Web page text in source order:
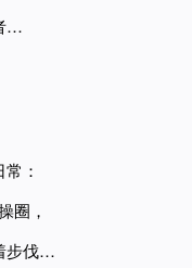
…
：
圈，
步伐…